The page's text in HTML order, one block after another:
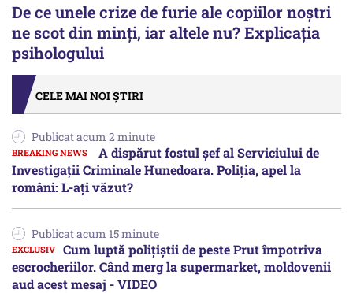
De ce unele crize de furie ale copiilor noștri
ne scot din minți, iar altele nu? Explicația
psihologului
CELE MAI NOI ȘTIRI
Publicat acum 2 minute
A dispărut fostul șef al Serviciului de
Investigații Criminale Hunedoara. Poliția, apel la
români: L-ați văzut?
Publicat acum 15 minute
Cum luptă polițiștii de peste Prut împotriva
escrocheriilor. Când merg la supermarket, moldovenii
aud acest mesaj - VIDEO